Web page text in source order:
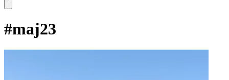
#maj23